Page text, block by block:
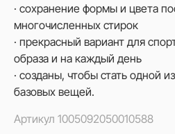
· сохранение формы и цвета
многочисленных стирок
· прекрасный вариант для
образа и на каждый день
· созданы, чтобы стать одной
базовых вещей.
Артикул 1005092050010588